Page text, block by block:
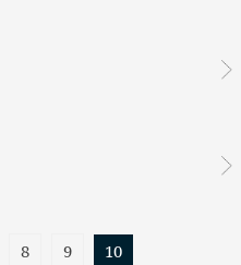
8 9 10